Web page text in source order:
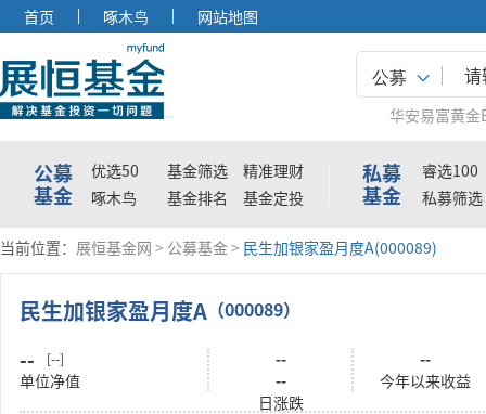
首页 啄木鸟 网站地图
公募
华安易富黄金
公募
基金
优选50 基金筛选
精准理财
啄木鸟
基金排名 基金定投
私募
基金
睿选100
私募筛选
当前位置： 展恒基金网 > 公募基金> 民生加银家盈月度A(000089)
民生加银家盈月度A （000089）
-- [--]
单位净值
--
--
日涨跌
--
今年以来收益